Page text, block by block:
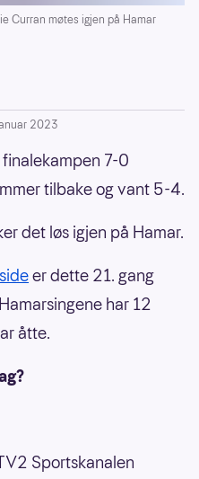
Curran møtes igjen på Hamar
2023
7-0
tilbake og vant 5-4.
det løs igjen på Hamar.
er dette 21. gang
har 12
åtte.
Sportskanalen